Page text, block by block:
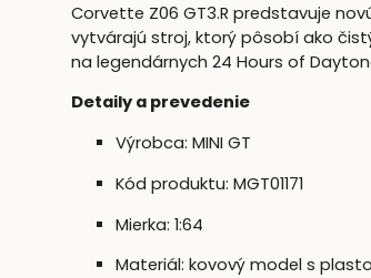
Corvette Z06 GT3.R predstavuje
vytvárajú stroj, ktorý pôsobí ako
na legendárnych 24 Hours of
Detaily a prevedenie
Výrobca: MINI GT
Kód produktu: MGT01171
Mierka: 1:64
Materiál: kovový model s